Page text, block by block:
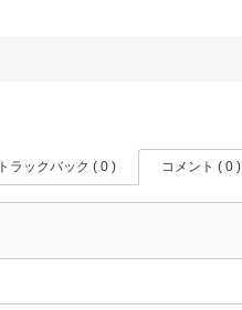
トラックバック ( 0 ) コメント ( 0 )